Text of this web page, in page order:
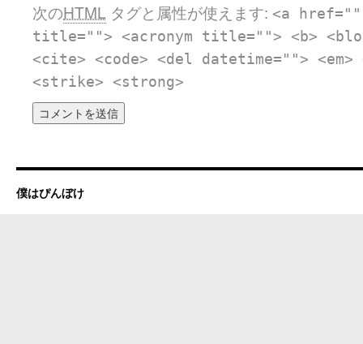
次のHTML タグと属性が使えます: <a
title=""> <acronym title=""> <b>
<cite> <code> <del datetime="">
<strike> <strong>
僕はぴんぼけ